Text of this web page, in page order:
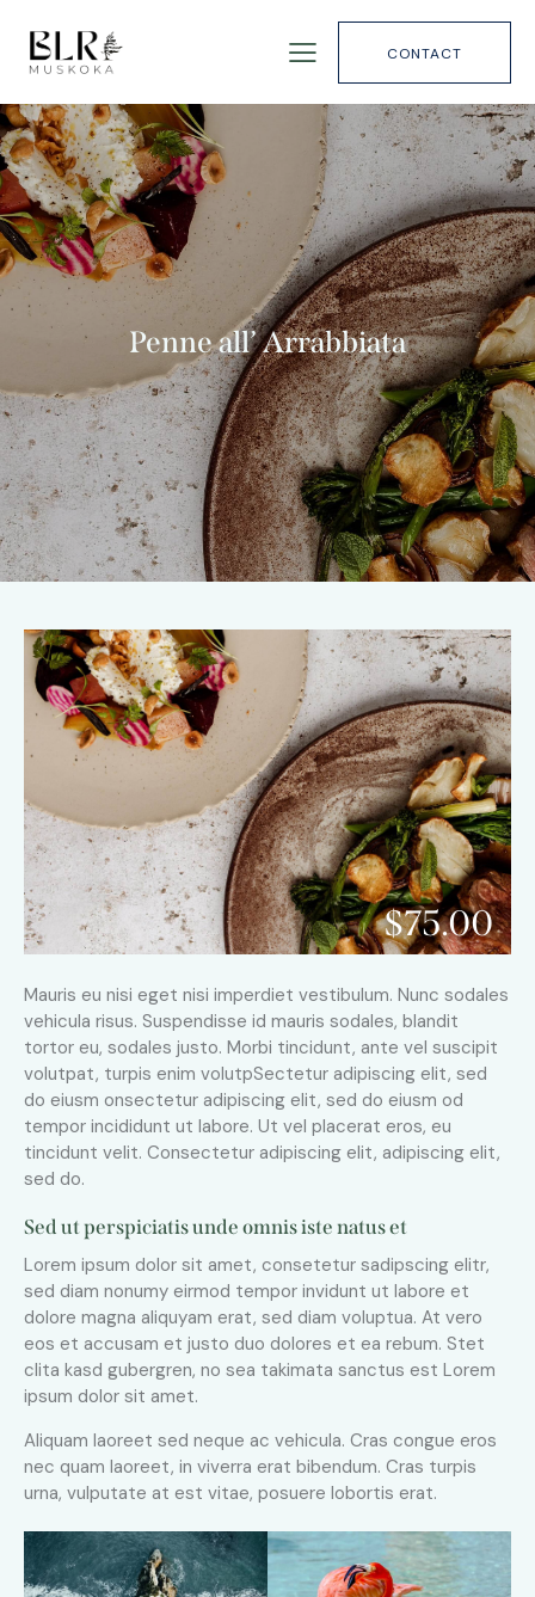
CONTACT
Penne all’ Arrabbiata
$75.00
Mauris eu nisi eget nisi imperdiet vestibulum. Nunc sodales
vehicula risus. Suspendisse id mauris sodales, blandit
tortor eu, sodales justo. Morbi tincidunt, ante vel suscipit
volutpat, turpis enim volutpSectetur adipiscing elit, sed
do eiusm onsectetur adipiscing elit, sed do eiusm od
tempor incididunt ut labore. Ut vel placerat eros, eu
tincidunt velit. Consectetur adipiscing elit, adipiscing elit,
sed do.
Sed ut perspiciatis unde omnis iste natus et
Lorem ipsum dolor sit amet, consetetur sadipscing elitr,
sed diam nonumy eirmod tempor invidunt ut labore et
dolore magna aliquyam erat, sed diam voluptua. At vero
eos et accusam et justo duo dolores et ea rebum. Stet
clita kasd gubergren, no sea takimata sanctus est Lorem
ipsum dolor sit amet.
Aliquam laoreet sed neque ac vehicula. Cras congue eros
nec quam laoreet, in viverra erat bibendum. Cras turpis
urna, vulputate at est vitae, posuere lobortis erat.